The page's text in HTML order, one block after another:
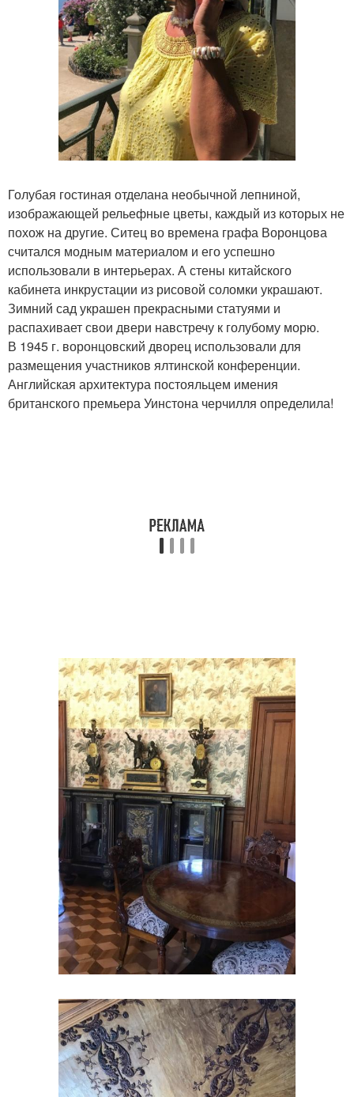
Голубая гостиная отделана необычной лепниной,
изображающей рельефные цветы, каждый из которых не
похож на другие. Ситец во времена графа Воронцова
считался модным материалом и его успешно
использовали в интерьерах. А стены китайского
кабинета инкрустации из рисовой соломки украшают.
Зимний сад украшен прекрасными статуями и
распахивает свои двери навстречу к голубому морю.
В 1945 г. воронцовский дворец использовали для
размещения участников ялтинской конференции.
Английская архитектура постояльцем имения
британского премьера Уинстона черчилля определила!